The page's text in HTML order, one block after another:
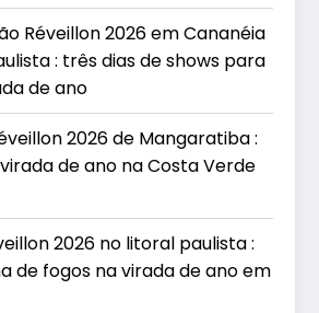
Réveillon 2026 em Cananéia
: três dias de shows para
de ano
2026 de Mangaratiba :
de ano na Costa Verde
2026 no litoral paulista :
de fogos na virada de ano em